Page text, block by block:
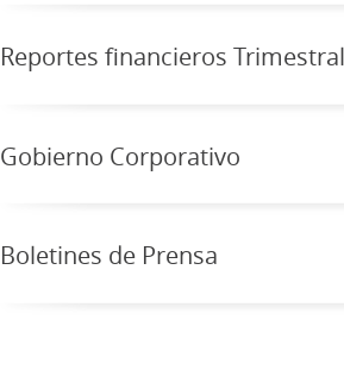
Reportes financieros
Gobierno Corporativo
Boletines de Prensa